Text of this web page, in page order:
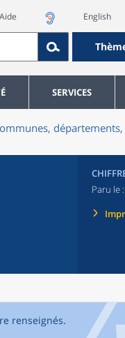
Aide English
SERVICES
Paru le
renseignés.